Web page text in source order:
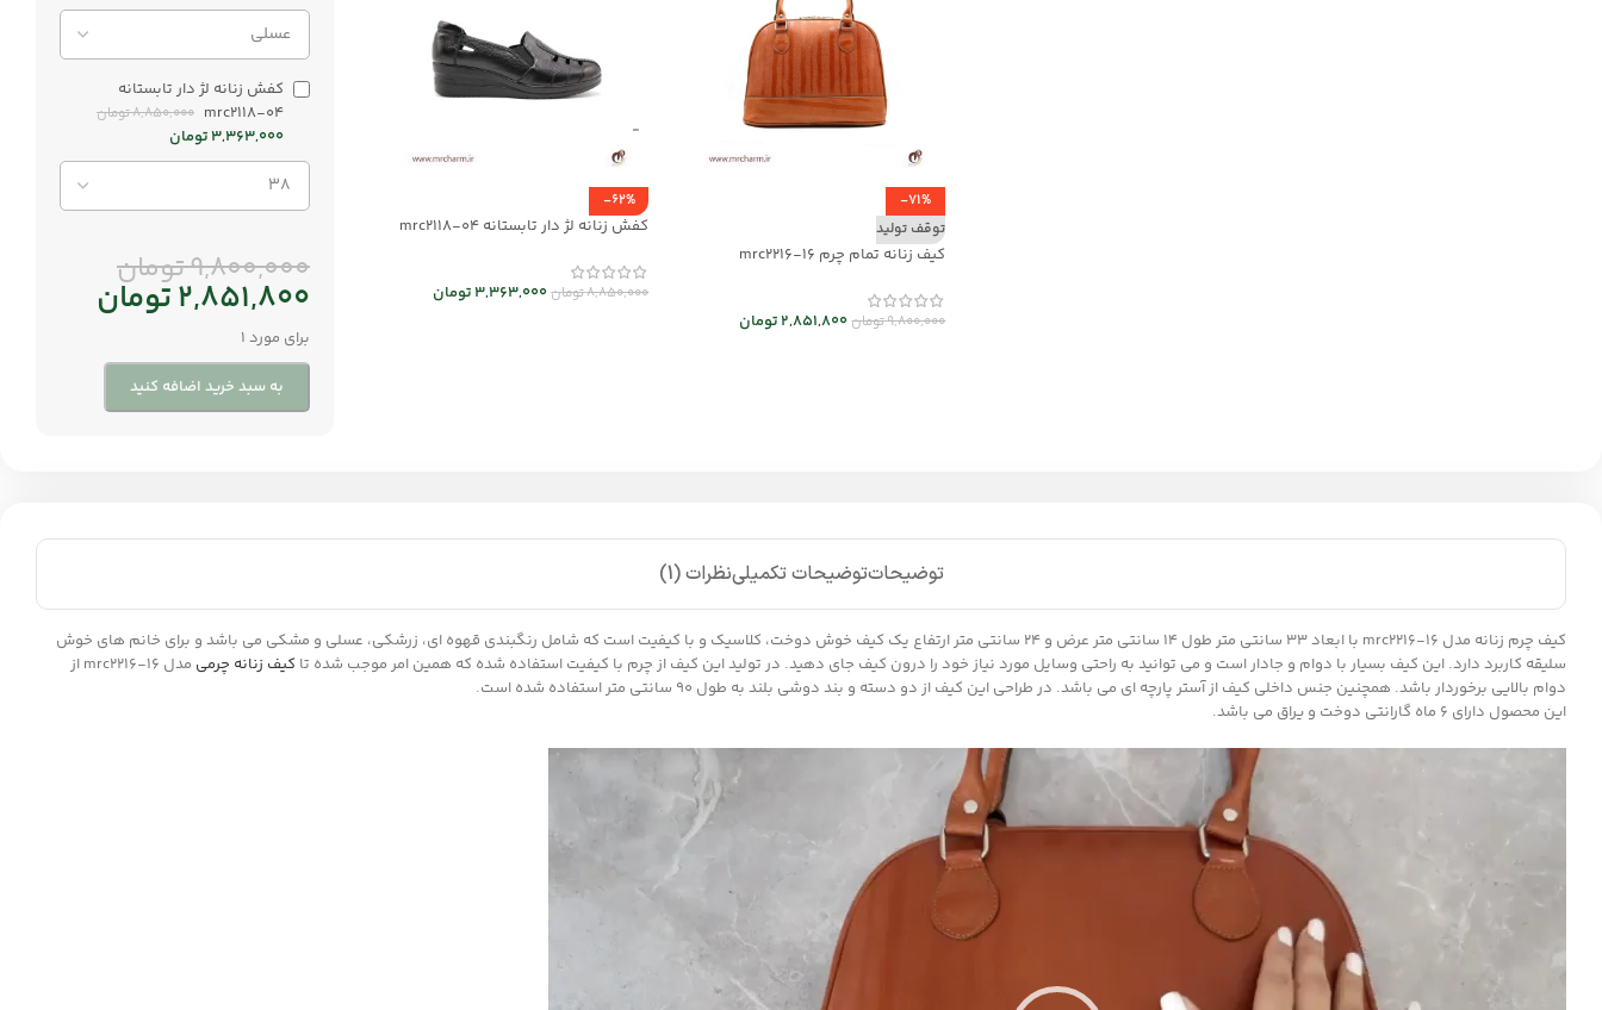
-71%
توقف تولید
کیف زنانه تمام چرم mrc2216-16
9,800,000تومان2,851,800تومان
-62%
کفش زنانه لژ دار تابستانه mrc2118-04
8,850,000تومان3,363,000تومان
کفش زنانه لژ دار تابستانه
mrc2118-04
8,850,000تومان
3,363,000تومان
9,800,000تومان
2,851,800تومان
برای مورد 1
به سبد خرید اضافه کنید
توضیحاتتوضیحات تکمیلینظرات (1)
کیف چرم زنانه مدل mrc2216-16 با ابعاد 33 سانتی متر طول 14 سانتی متر عرض و 24 سانتی متر ارتفاع یک کیف خوش دوخت، کلاسیک و با کیفیت است که شامل رنگبندی قهوه ای، زرشکی، عسلی و مشکی می باشد و برای خانم های خوش
سلیقه کاربرد دارد. این کیف بسیار با دوام و جادار است و می توانید به راحتی وسایل مورد نیاز خود را درون کیف جای دهید. در تولید این کیف از چرم با کیفیت استفاده شده که همین امر موجب شده تا کیف زنانه چرمی
مدل mrc2216-16 از
دوام بالایی برخوردار باشد. همچنین جنس داخلی کیف از آستر پارچه ای می باشد. در طراحی این کیف از دو دسته و بند دوشی بلند به طول 90 سانتی متر استفاده شده است.
این محصول دارای 6 ماه گارانتی دوخت و یراق می باشد.